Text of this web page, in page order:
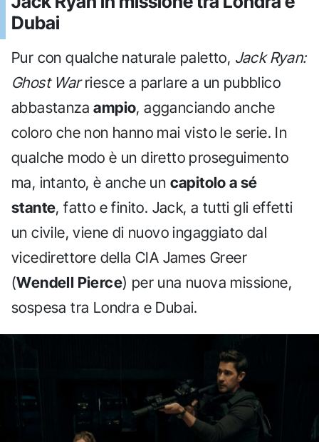
Dubai
Pur con qualche naturale paletto, Jack Ryan:
Ghost Warriesce a parlare a un pubblico
abbastanzaampio, agganciando anche
coloro che non hanno mai visto le serie. In
qualche modo è un diretto proseguimento
ma, intanto, è anche un capitolo a sé
stante, fatto e finito. Jack, a tutti gli effetti
un civile, viene di nuovo ingaggiato dal
vicedirettore della CIA James Greer
(Wendell Pierce) per una nuova missione,
sospesa tra Londra e Dubai.